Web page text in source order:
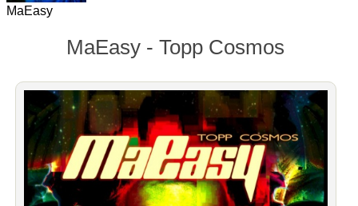
MaEasy
MaEasy - Topp Cosmos